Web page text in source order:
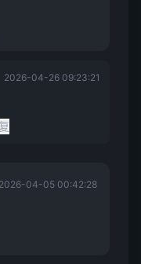
2026-04-26 09:23:21
2026-04-05 00:42:28